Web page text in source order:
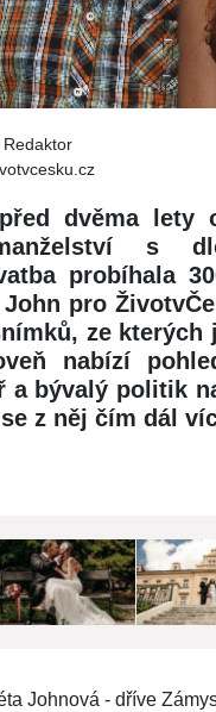
dvěma lety
s
probíhala
pro
ze kterých
nabízí
a bývalý politik
z něj čím dál
Johnová - dříve